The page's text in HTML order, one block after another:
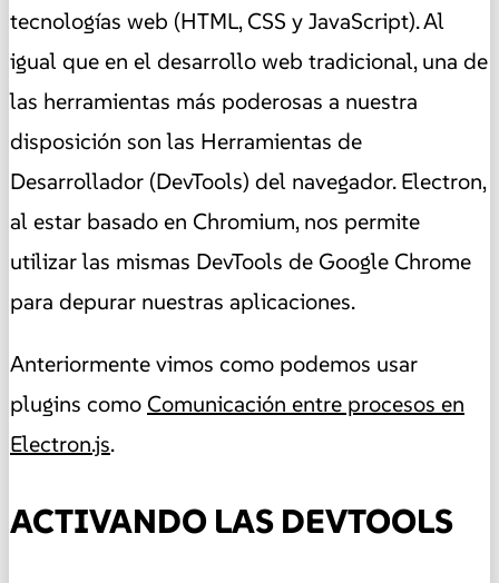
tecnologías web (HTML, CSS y JavaScript). Al
igual que en el desarrollo web tradicional, una de
las herramientas más poderosas a nuestra
disposición son las Herramientas de
Desarrollador (DevTools) del navegador. Electron,
al estar basado en Chromium, nos permite
utilizar las mismas DevTools de Google Chrome
para depurar nuestras aplicaciones.
Anteriormente vimos como podemos usar
plugins como Comunicación entre procesos en
Electron.js.
ACTIVANDO LAS DEVTOOLS